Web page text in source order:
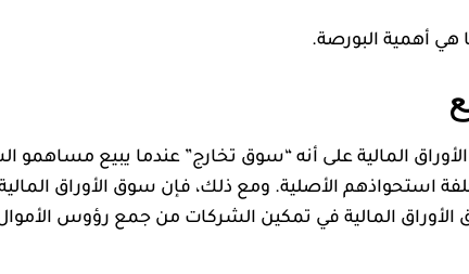
هي أهمية البورصة.
الأوراق المالية على أنه “سوق تخارج” عندما يبيع
استحواذهم الأصلية. ومع ذلك، فإن سوق الأوراق
الأوراق المالية في تمكين الشركات من جمع رؤوس